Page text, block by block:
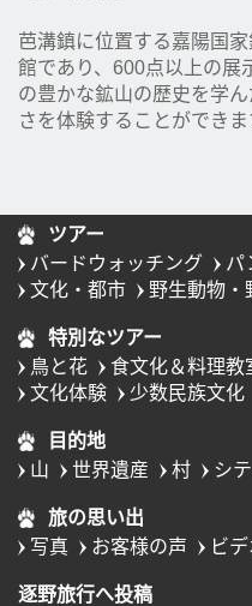
芭溝鎮に位置する嘉陽国
館であり、600点以上の展
の豊かな鉱山の歴史を学
さを体験することができま
ツアー
バードウォッチング
パ
文化・都市
野生動物・
特別なツアー
鳥と花
食文化＆料理教
文化体験
少数民族文化
目的地
山
世界遺産 村 シ
旅の思い出
写真
お客様の声 ビ
逐野旅行へ投稿